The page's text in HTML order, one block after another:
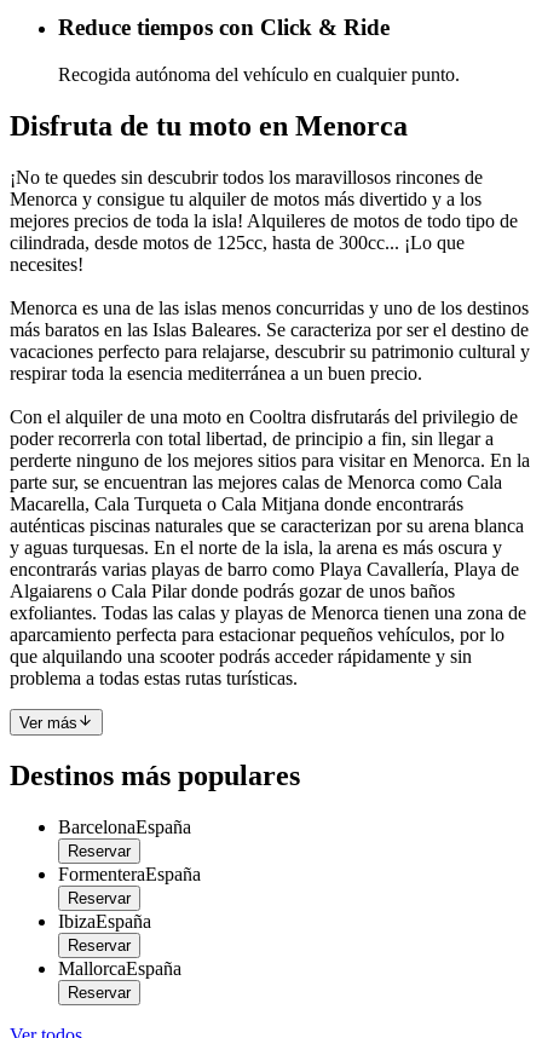
Reduce tiempos con Click & Ride
Recogida autónoma del vehículo en cualquier punto.
Disfruta de tu moto en Menorca
¡No te quedes sin descubrir todos los maravillosos rincones de
Menorca y consigue tu alquiler de motos más divertido y a los
mejores precios de toda la isla! Alquileres de motos de todo tipo de
cilindrada, desde motos de 125cc, hasta de 300cc... ¡Lo que
necesites!
Menorca es una de las islas menos concurridas y uno de los destinos
más baratos en las Islas Baleares. Se caracteriza por ser el destino de
vacaciones perfecto para relajarse, descubrir su patrimonio cultural y
respirar toda la esencia mediterránea a un buen precio.
Con el alquiler de una moto en Cooltra disfrutarás del privilegio de
poder recorrerla con total libertad, de principio a fin, sin llegar a
perderte ninguno de los mejores sitios para visitar en Menorca. En la
parte sur, se encuentran las mejores calas de Menorca como Cala
Macarella, Cala Turqueta o Cala Mitjana donde encontrarás
auténticas piscinas naturales que se caracterizan por su arena blanca
y aguas turquesas. En el norte de la isla, la arena es más oscura y
encontrarás varias playas de barro como Playa Cavallería, Playa de
Algaiarens o Cala Pilar donde podrás gozar de unos baños
exfoliantes. Todas las calas y playas de Menorca tienen una zona de
aparcamiento perfecta para estacionar pequeños vehículos, por lo
que alquilando una scooter podrás acceder rápidamente y sin
problema a todas estas rutas turísticas.
Ver más
Destinos más populares
BarcelonaEspaña
Reservar
FormenteraEspaña
Reservar
IbizaEspaña
Reservar
MallorcaEspaña
Reservar